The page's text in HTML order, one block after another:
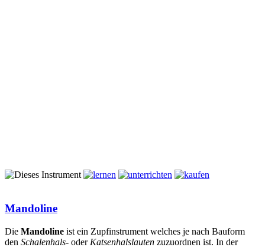
Mandoline
Die Mandoline ist ein Zupfinstrument welches je nach Bauform
den Schalenhals- oder Katsenhalslauten zuzuordnen ist. In der